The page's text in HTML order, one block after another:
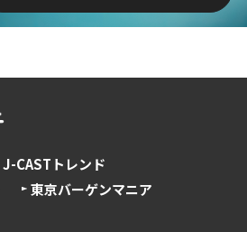
J-CASTトレンド
東京バーゲンマニア